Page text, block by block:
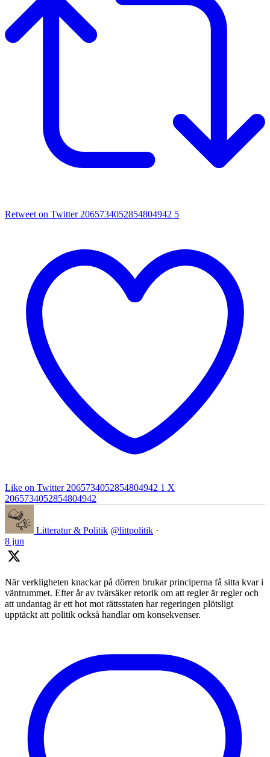
Retweet on Twitter 2065734052854804942 5
Like on Twitter 2065734052854804942 1 X
2065734052854804942
Litteratur & Politik @littpolitik ·
8 jun
När verkligheten knackar på dörren brukar principerna få sitta kvar i
väntrummet. Efter år av tvärsäker retorik om att regler är regler och
att undantag är ett hot mot rättsstaten har regeringen plötsligt
upptäckt att politik också handlar om konsekvenser.